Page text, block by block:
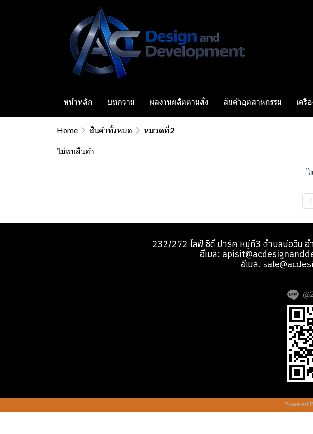
หน้าหลัก บทความ ผลงานผลิตตามสั่ง สินค้าอุตสาหกรรม เครื่
Home สินค้าทั้งหมด หมวดที่2
ไม่พบสินค้า
ไ
232/272 ไลฟ์ ซิตี้ ปาร์ค หมู่ที่3 ตำบลบ่อวิน
อีเมล:
อีเมล:
Powered